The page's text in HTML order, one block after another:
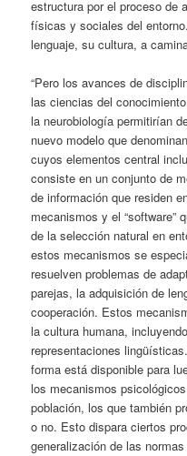
estructura por el proceso de
físicas y sociales del
lenguaje, su cultura, a
“Pero los avances de
las ciencias del
la neurobiología permitirían
nuevo modelo que
cuyos elementos central
consiste en un conjunto de
de información que residen
mecanismos y el “software”
de la selección natural en
estos mecanismos se
resuelven problemas de
parejas, la adquisición de
cooperación. Estos
la cultura humana,
representaciones
forma está disponible para
los mecanismos
población, los que también
o no. Esto dispara ciertos
generalización de las